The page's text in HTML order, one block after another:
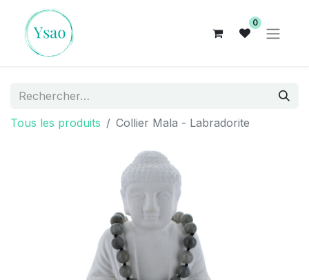
0
Tous les produits Collier Mala - Labradorite